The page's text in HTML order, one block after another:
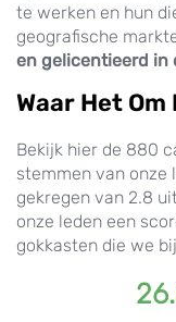
te werken en hun
geografische
en gelicentieerd in
Waar Het
Bekijk hier de 880
stemmen van onze
gekregen van 2.8
onze leden een
gokkasten die we